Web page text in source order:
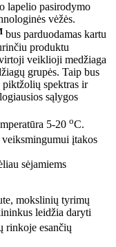
lapelio pasirodymo
vėžės.
bus parduodamas kartu
produktu
veiklioji medžiaga
grupės. Taip bus
piktžolių spektras ir
sąlygos
5-20 oC.
veiksmingumui įtakos
sėjamiems
mokslinių tyrimų
leidžia daryti
rinkoje esančių